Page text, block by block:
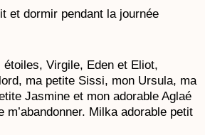
et dormir pendant la journée
Virgile, Eden et Eliot,
ma petite Sissi, mon Ursula, ma
Jasmine et mon adorable Aglaé
m’abandonner. Milka adorable petit